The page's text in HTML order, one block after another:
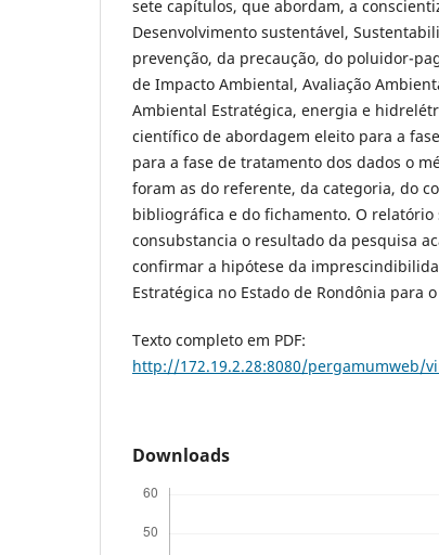
sete capítulos, que abordam, a
Desenvolvimento sustentável,
prevenção, da precaução, do poluidor-
de Impacto Ambiental, Avaliação
Ambiental Estratégica, energia e
científico de abordagem eleito para a
para a fase de tratamento dos dados o
foram as do referente, da categoria, do
bibliográfica e do fichamento. O relatório
consubstancia o resultado da pesquisa
confirmar a hipótese da
Estratégica no Estado de Rondônia para
Texto completo em PDF:
http://172.19.2.28:8080/pergamumweb/
Downloads